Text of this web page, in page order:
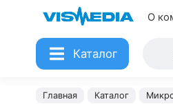
О
Каталог
Главная Каталог